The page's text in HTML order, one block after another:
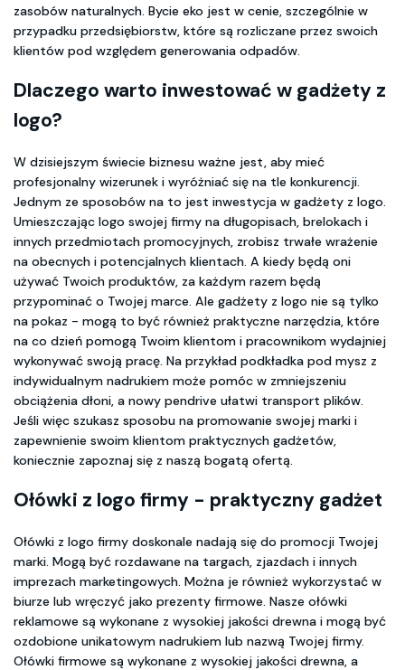
zasobów naturalnych. Bycie eko jest w cenie, szczególnie w
przypadku przedsiębiorstw, które są rozliczane przez swoich
klientów pod względem generowania odpadów.
Dlaczego warto inwestować w gadżety z
logo?
W dzisiejszym świecie biznesu ważne jest, aby mieć
profesjonalny wizerunek i wyróżniać się na tle konkurencji.
Jednym ze sposobów na to jest inwestycja w gadżety z logo.
Umieszczając logo swojej firmy na długopisach, brelokach i
innych przedmiotach promocyjnych, zrobisz trwałe wrażenie
na obecnych i potencjalnych klientach. A kiedy będą oni
używać Twoich produktów, za każdym razem będą
przypominać o Twojej marce. Ale gadżety z logo nie są tylko
na pokaz - mogą to być również praktyczne narzędzia, które
na co dzień pomogą Twoim klientom i pracownikom wydajniej
wykonywać swoją pracę. Na przykład podkładka pod mysz z
indywidualnym nadrukiem może pomóc w zmniejszeniu
obciążenia dłoni, a nowy pendrive ułatwi transport plików.
Jeśli więc szukasz sposobu na promowanie swojej marki i
zapewnienie swoim klientom praktycznych gadżetów,
koniecznie zapoznaj się z naszą bogatą ofertą.
Ołówki z logo firmy - praktyczny gadżet
Ołówki z logo firmy doskonale nadają się do promocji Twojej
marki. Mogą być rozdawane na targach, zjazdach i innych
imprezach marketingowych. Można je również wykorzystać w
biurze lub wręczyć jako prezenty firmowe. Nasze ołówki
reklamowe są wykonane z wysokiej jakości drewna i mogą być
ozdobione unikatowym nadrukiem lub nazwą Twojej firmy.
Ołówki firmowe są wykonane z wysokiej jakości drewna, a